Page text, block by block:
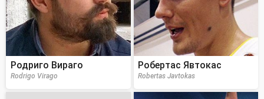
Родриго Вираго
Rodrigo Virago
Робертас Явтокас
Robertas Javtokas